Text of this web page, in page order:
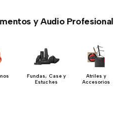
y Audio Profesional
Fundas, Case y
Estuches
Atriles y
Accesorios